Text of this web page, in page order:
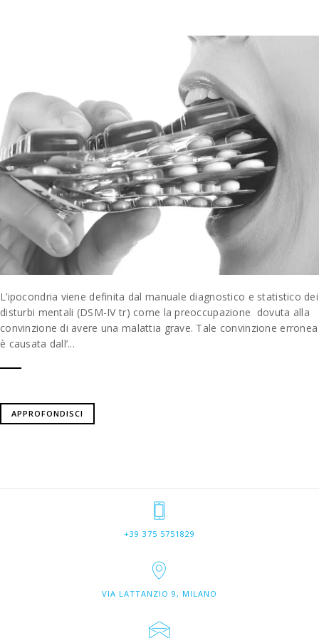
L’ipocondria viene definita dal manuale diagnostico e statistico dei
disturbi mentali (DSM-IV tr) come la preoccupazione dovuta alla
convinzione di avere una malattia grave. Tale convinzione erronea
è causata dall’...
APPROFONDISCI
+39 375 5751829
VIA LATTANZIO 9, MILANO